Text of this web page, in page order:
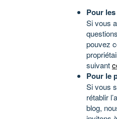
Pour
Si vous
pouvez
suivant
Pour le
Si vous
rétablir
blog,